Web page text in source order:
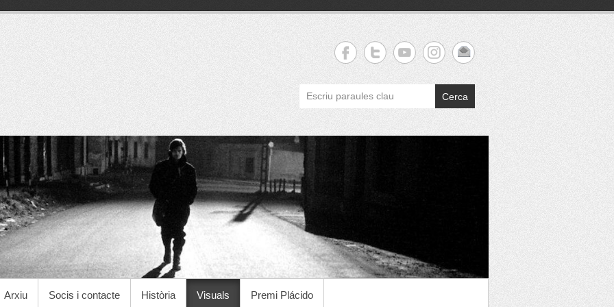
Cineclub Manresa
Cerca
Arxiu Socis i contacte Història Visuals Premi Plácido